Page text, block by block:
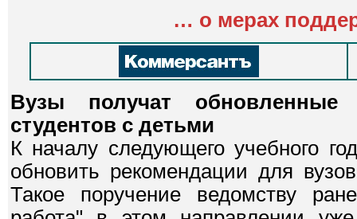
… о мерах
Вузы получат
студентов с детьми
К началу следующего учебного
обновить рекомендации для
Такое поручение ведомству